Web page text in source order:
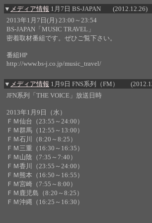
▼ メディア情報 1月7日 BS-JAPAN
(2012.12.26)
2013年1月7日(月) 23:00～23:54
BS-JAPAN「MUSIC TRAVEL」
密着取材番組です。ぜひご覧下さい。
番組HP
http://www.bs-j.co.jp/music_travel/
▼ メディア情報 1月9日 FNS系列（FM）
JFN系列「THE VOICE」放送日時
2013年1月9日（水）
ＦＭ仙台（23:55～24:00）
ＦＭ群馬（12:55～13:00）
ＦＭ石川（8:20～8:25）
ＦＭ三重（16:30～16:35）
ＦＭ山陰（7:35～7:40）
ＦＭ香川（23:55～24:00）
ＦＭ熊本（16:50～16:55）
ＦＭ宮崎（7:55～8:00）
ＦＭ鹿児島（8:20～8:25）
ＦＭ沖縄（16:25～16:30）